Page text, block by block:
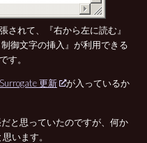
されて、『右から左に読む』
制御文字の挿入』が利用できる
す。
更新
が入っているか
と思っていたのですが、何か
います。